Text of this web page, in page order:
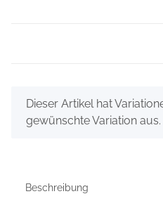
x
Dieser Artikel hat
gewünschte Variation aus.
Beschreibung